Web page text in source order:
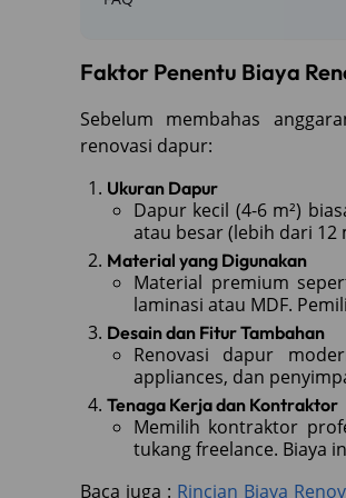
Faktor Penentu Biaya
Sebelum membahas
renovasi dapur:
Ukuran Dapur
Dapur kecil (4-6 m²)
atau besar (lebih dari 12
Material yang Digunakan
Material premium
laminasi atau MDF.
Desain dan Fitur Tambahan
Renovasi dapur
appliances, dan
Tenaga Kerja dan Kontraktor
Memilih kontraktor
tukang freelance. Biaya
Baca juga : Rincian Biaya